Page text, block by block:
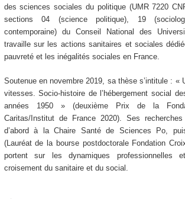
des sciences sociales du politique (UMR 7220
sections 04 (science politique), 19
contemporaine) du Conseil National des
travaille sur les actions sanitaires et sociales
pauvreté et les inégalités sociales en France.
Soutenue en novembre 2019, sa thèse s’intitule : «
vitesses. Socio-histoire de l’hébergement social
années 1950 » (deuxième Prix de la
Caritas/Institut de France 2020). Ses recherches
d’abord à la Chaire Santé de Sciences Po,
(Lauréat de la bourse postdoctorale Fondation
portent sur les dynamiques professionnelles
croisement du sanitaire et du social.